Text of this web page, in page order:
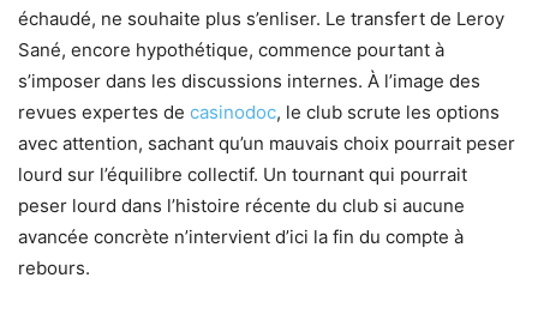
échaudé, ne souhaite plus s’enliser. Le transfert de Leroy
Sané, encore hypothétique, commence pourtant à
s’imposer dans les discussions internes. À l’image des
revues expertes de casinodoc, le club scrute les options
avec attention, sachant qu’un mauvais choix pourrait peser
lourd sur l’équilibre collectif. Un tournant qui pourrait
peser lourd dans l’histoire récente du club si aucune
avancée concrète n’intervient d’ici la fin du compte à
rebours.